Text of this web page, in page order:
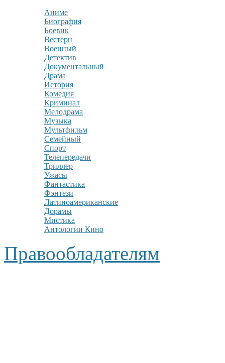
Аниме
Биография
Боевик
Вестерн
Военный
Детектив
Документальный
Драма
История
Комедия
Криминал
Мелодрама
Музыка
Мультфильм
Семейный
Спорт
Телепередачи
Триллер
Ужасы
Фантастика
Фэнтези
Латиноамериканские
Дорамы
Мистика
Антологии Кино
Правообладателям